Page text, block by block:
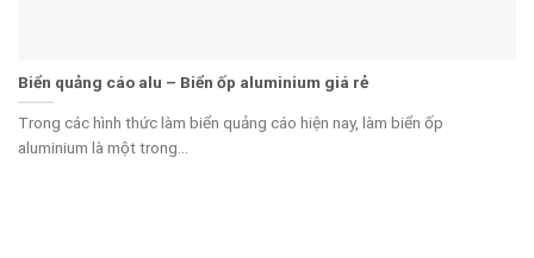
Biển quảng cáo alu – Biển ốp aluminium giá rẻ
Trong các hình thức làm biển quảng cáo hiện nay, làm biển ốp
aluminium là một trong...